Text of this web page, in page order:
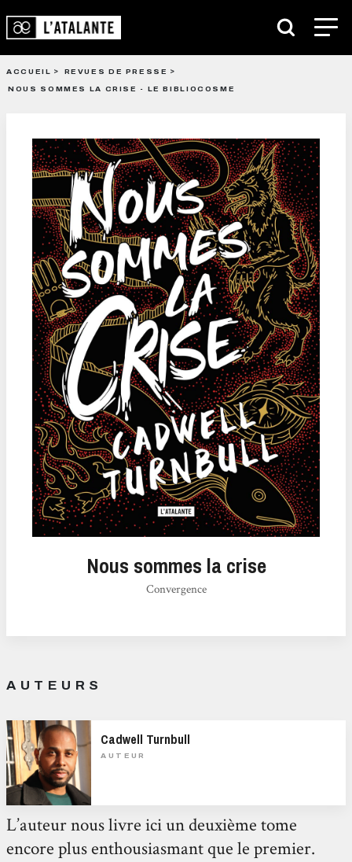
ACCUEIL
REVUES DE PRESSE
NOUS SOMMES LA CRISE - LE BIBLIOCOSME
Nous sommes la crise
Convergence
AUTEURS
Cadwell Turnbull
AUTEUR
L’auteur nous livre ici un deuxième tome
encore plus enthousiasmant que le premier.